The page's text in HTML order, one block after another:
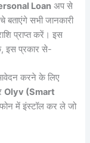
Loan अप से
बताएंगे सभी जानकारी
प्राप्त करें। इस
इस प्रकार से-
करने के लिए
Olyv (Smart
में इंस्टॉल कर ले जो